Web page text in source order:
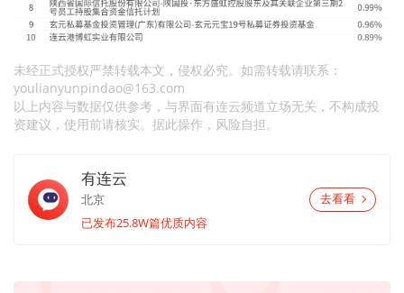
未经正式授权严禁转载本文，侵权必究。如需转载请联系：
youlianyunpindao@163.com
以上内容与数据仅供参考，与界面有连云频道立场无关，不构成投
资建议，使用前请核实。据此操作，风险自担。
有连云
北京
已发布25.8W篇优质内容
去看看